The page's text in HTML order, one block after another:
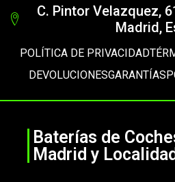
C. Pintor Velazquez,
Madrid,
POLÍTICA DE PRIVACIDAD
DEVOLUCIONESGARANTÍAS
Baterías de
Madrid y